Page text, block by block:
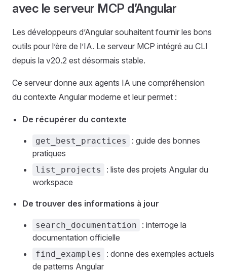
avec le serveur MCP d’Angular
Les développeurs d’Angular souhaitent fournir les bons
outils pour l’ère de l’IA. Le serveur MCP intégré au CLI
depuis la v20.2 est désormais stable.
Ce serveur donne aux agents IA une compréhension
du contexte Angular moderne et leur permet :
De récupérer du contexte
get_best_practices
: guide des bonnes
pratiques
list_projects
: liste des projets Angular du
workspace
De trouver des informations à jour
search_documentation
: interroge la
documentation officielle
find_examples
: donne des exemples actuels
de patterns Angular